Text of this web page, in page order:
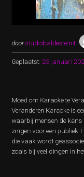
doorstudiobaldesteinit
Geplaatst: 25 januari
Moed om Karaoke te
Veranderen Karaoke is
waarbij mensen de
zingen voor een publiek.
die vaak wordt
zoals bij veel dingen in het